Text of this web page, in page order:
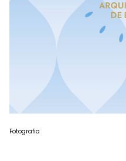
Fotografia